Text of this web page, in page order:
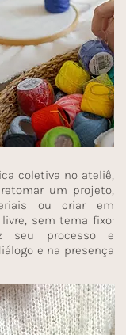
coletiva no ateliê,
um projeto,
ou criar em
sem tema fixo:
seu processo e
e na presença